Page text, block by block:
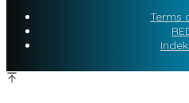
Terms